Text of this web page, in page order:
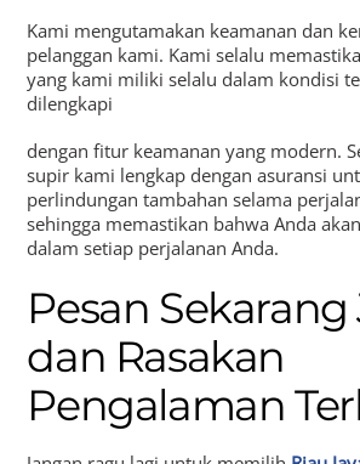
Kami mengutamakan keamanan dan
pelanggan kami. Kami selalu
yang kami miliki selalu dalam kondisi
dilengkapi
dengan fitur keamanan yang modern.
supir kami lengkap dengan asuransi
perlindungan tambahan selama
sehingga memastikan bahwa Anda
dalam setiap perjalanan Anda.
Pesan
dan Rasakan
Pengalaman